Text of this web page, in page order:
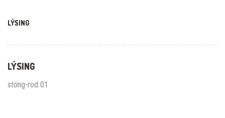
LÝSING
LÝSING
stöng-rod 01